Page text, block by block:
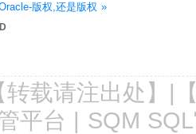
版权,还是版权 »
转载请注出处 】|
平台 | SQM